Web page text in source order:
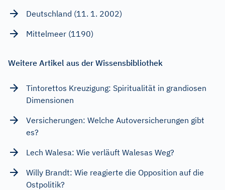
Deutschland (11. 1. 2002)
Mittelmeer (1190)
Weitere Artikel aus der Wissensbibliothek
Tintorettos Kreuzigung: Spiritualität in grandiosen
Dimensionen
Versicherungen: Welche Autoversicherungen gibt
es?
Lech Walesa: Wie verläuft Walesas Weg?
Willy Brandt: Wie reagierte die Opposition auf die
Ostpolitik?